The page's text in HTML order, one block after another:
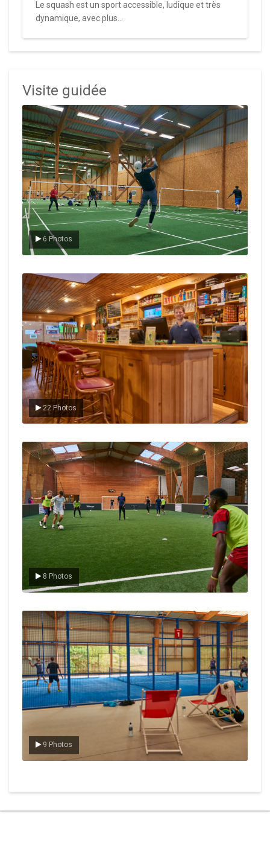
Le squash est un sport accessible, ludique et très
dynamique, avec plus...
Visite guidée
6 Photos
Le badminton
22 Photos
Le Club
8 Photos
Le foot en salle
9 Photos
Le padel